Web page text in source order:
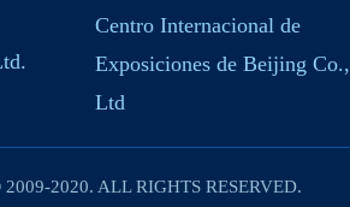
Centro Internacional de
Exposiciones de Beijing Co.,
Ltd
2020. ALL RIGHTS RESERVED.